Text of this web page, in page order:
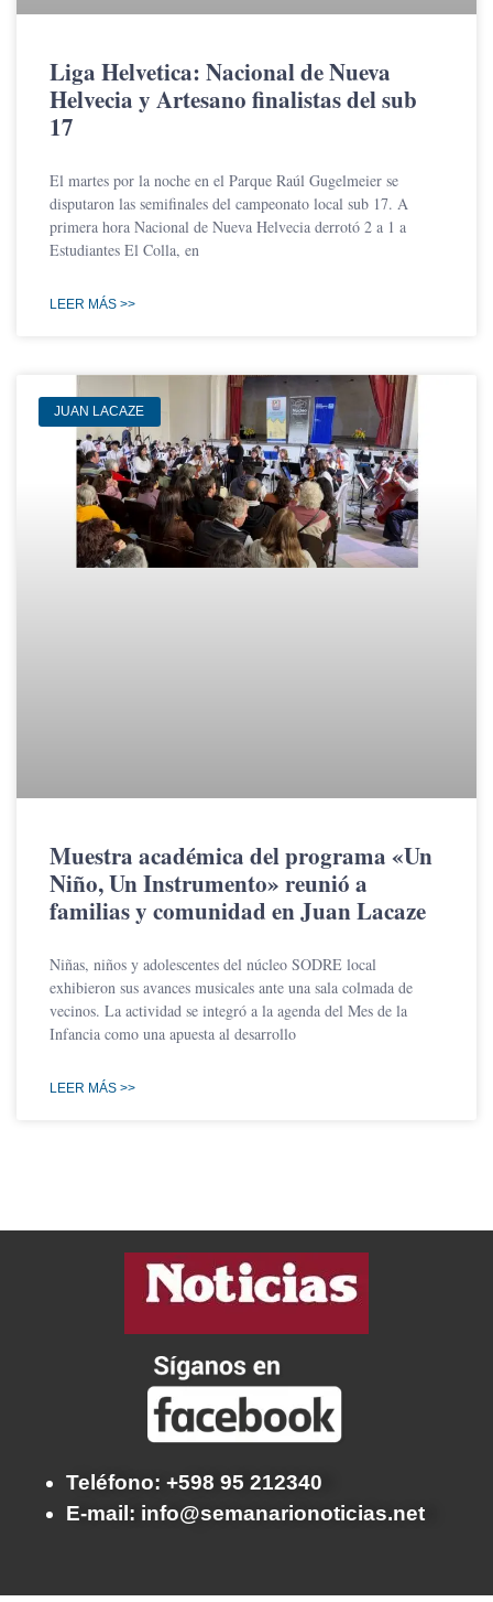
Liga Helvetica: Nacional de Nueva
Helvecia y Artesano finalistas del sub
17
El martes por la noche en el Parque Raúl Gugelmeier se
disputaron las semifinales del campeonato local sub 17. A
primera hora Nacional de Nueva Helvecia derrotó 2 a 1 a
Estudiantes El Colla, en
LEER MÁS >>
JUAN LACAZE
Muestra académica del programa «Un
Niño, Un Instrumento» reunió a
familias y comunidad en Juan Lacaze
Niñas, niños y adolescentes del núcleo SODRE local
exhibieron sus avances musicales ante una sala colmada de
vecinos. La actividad se integró a la agenda del Mes de la
Infancia como una apuesta al desarrollo
LEER MÁS >>
Teléfono: +598 95 212340
E-mail: info@semanarionoticias.net